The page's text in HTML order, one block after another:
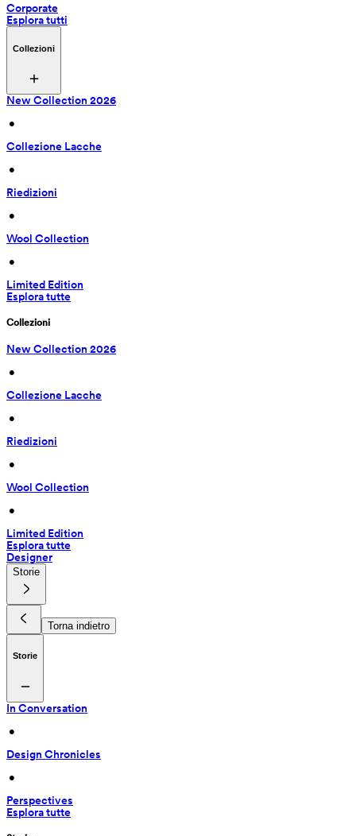
Corporate
Esplora tutti
Collezioni
New Collection 2026
•
Collezione Lacche
•
Riedizioni
•
Wool Collection
•
Limited Edition
Esplora tutte
Collezioni
New Collection 2026
•
Collezione Lacche
•
Riedizioni
•
Wool Collection
•
Limited Edition
Esplora tutte
Designer
Storie
Torna indietro
Storie
In Conversation
•
Design Chronicles
•
Perspectives
Esplora tutte